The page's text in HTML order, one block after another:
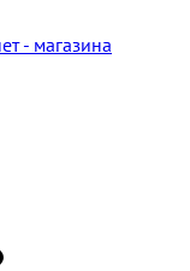
- магазина